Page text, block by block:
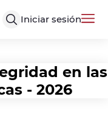
Iniciar sesión
en las
- 2026